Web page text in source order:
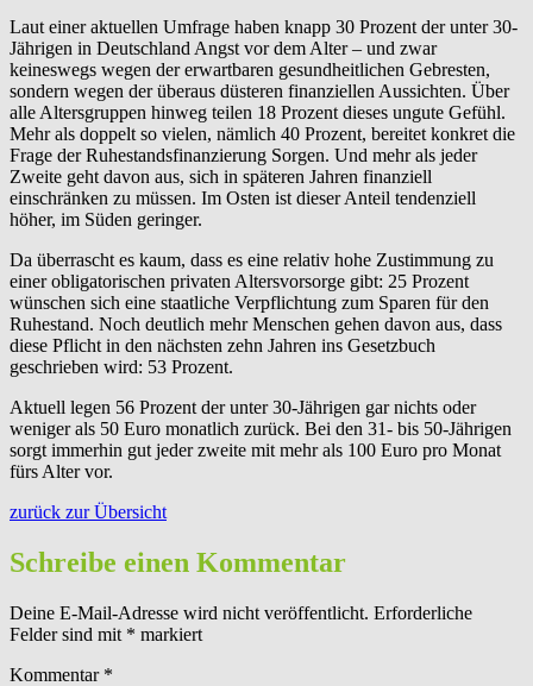
Laut einer aktuellen Umfrage haben knapp 30 Prozent der unter 30-
Jährigen in Deutschland Angst vor dem Alter – und zwar
keineswegs wegen der erwartbaren gesundheitlichen Gebresten,
sondern wegen der überaus düsteren finanziellen Aussichten. Über
alle Altersgruppen hinweg teilen 18 Prozent dieses ungute Gefühl.
Mehr als doppelt so vielen, nämlich 40 Prozent, bereitet konkret die
Frage der Ruhestandsfinanzierung Sorgen. Und mehr als jeder
Zweite geht davon aus, sich in späteren Jahren finanziell
einschränken zu müssen. Im Osten ist dieser Anteil tendenziell
höher, im Süden geringer.
Da überrascht es kaum, dass es eine relativ hohe Zustimmung zu
einer obligatorischen privaten Altersvorsorge gibt: 25 Prozent
wünschen sich eine staatliche Verpflichtung zum Sparen für den
Ruhestand. Noch deutlich mehr Menschen gehen davon aus, dass
diese Pflicht in den nächsten zehn Jahren ins Gesetzbuch
geschrieben wird: 53 Prozent.
Aktuell legen 56 Prozent der unter 30-Jährigen gar nichts oder
weniger als 50 Euro monatlich zurück. Bei den 31- bis 50-Jährigen
sorgt immerhin gut jeder zweite mit mehr als 100 Euro pro Monat
fürs Alter vor.
zurück zur Übersicht
Schreibe einen Kommentar
Deine E-Mail-Adresse wird nicht veröffentlicht. Erforderliche
Felder sind mit * markiert
Kommentar *